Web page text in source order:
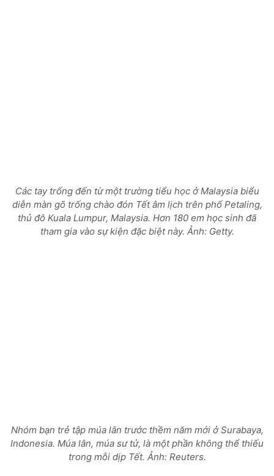
Các tay trống đến từ một trường tiểu học ở Malaysia biểu
diễn màn gõ trống chào đón Tết âm lịch trên phố Petaling,
thủ đô Kuala Lumpur, Malaysia. Hơn 180 em học sinh đã
tham gia vào sự kiện đặc biệt này. Ảnh: Getty.
Nhóm bạn trẻ tập múa lân trước thềm năm mới ở Surabaya,
Indonesia. Múa lân, múa sư tử, là một phần không thể thiếu
trong mỗi dịp Tết. Ảnh: Reuters.